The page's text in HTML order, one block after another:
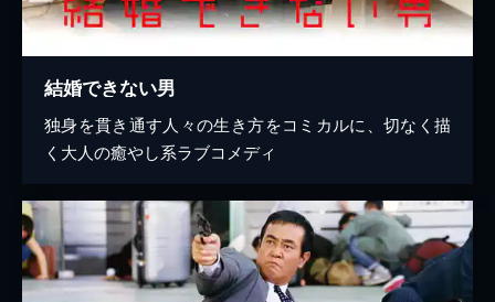
結婚できない男
独身を貫き通す人々の生き方をコミカルに、切なく描
く大人の癒やし系ラブコメディ